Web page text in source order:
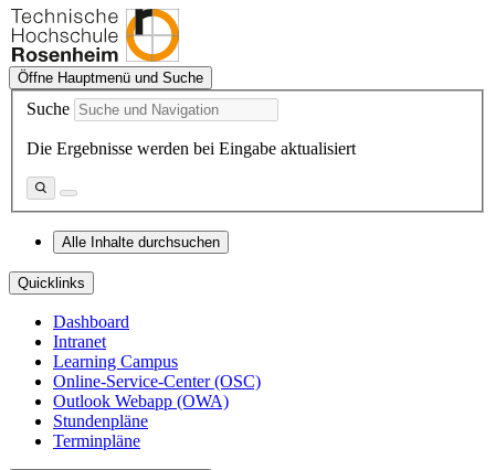
Öffne Hauptmenü und Suche
Suche
Die Ergebnisse werden bei Eingabe aktualisiert
Alle Inhalte durchsuchen
Quicklinks
Dashboard
Intranet
Learning Campus
Online-Service-Center (OSC)
Outlook Webapp (OWA)
Stundenpläne
Terminpläne